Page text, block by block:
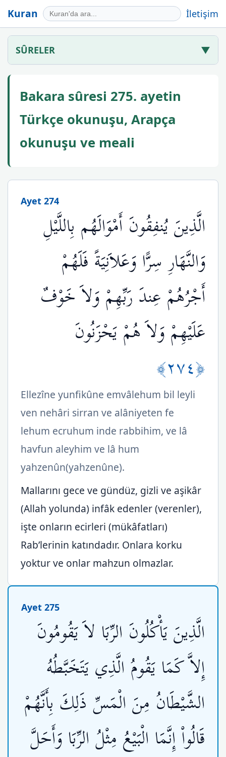
Kuran İletişim
SÛRELER ▼
Bakara sûresi 275. ayetin
Türkçe okunuşu, Arapça
okunuşu ve meali
Ayet 274
الَّذِينَ يُنفِقُونَ أَمْوَالَهُم بِاللَّيْلِ
وَالنَّهَارِ سِرًّا وَعَلاَنِيَةً فَلَهُمْ
أَجْرُهُمْ عِندَ رَبِّهِمْ وَلاَ خَوْفٌ
عَلَيْهِمْ وَلاَ هُمْ يَحْزَنُونَ
﴿٢٧٤﴾
Ellezîne yunfikûne emvâlehum bil leyli
ven nehâri sirran ve alâniyeten fe
lehum ecruhum inde rabbihim, ve lâ
havfun aleyhim ve lâ hum
yahzenûn(yahzenûne).
Mallarını gece ve gündüz, gizli ve aşikâr
(Allah yolunda) infâk edenler (verenler),
işte onların ecirleri (mükâfatları)
Rab’lerinin katındadır. Onlara korku
yoktur ve onlar mahzun olmazlar.
Ayet 275
الَّذِينَ يَأْكُلُونَ الرِّبَا لاَ يَقُومُونَ
إِلاَّ كَمَا يَقُومُ الَّذِي يَتَخَبَّطُهُ
الشَّيْطَانُ مِنَ الْمَسِّ ذَلِكَ بِأَنَّهُمْ
قَالُواْ إِنَّمَا الْبَيْعُ مِثْلُ الرِّبَا وَأَحَلَّ